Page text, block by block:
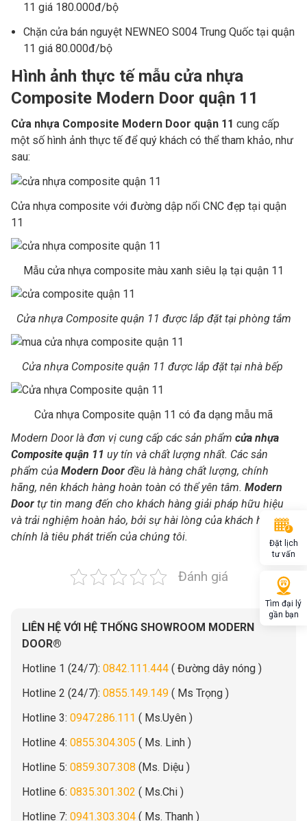
11 giá 180.000đ/bộ
Chặn cửa bán nguyệt NEWNEO S004 Trung Quốc tại quận
11 giá 80.000đ/bộ
Hình ảnh thực tế mẫu cửa nhựa
Composite Modern Door quận 11
Cửa nhựa Composite Modern Door quận 11 cung cấp
một số hình ảnh thực tế để quý khách có thể tham khảo, như
sau:
Cửa nhựa composite với đường dập nổi CNC đẹp tại quận
11
Mẫu cửa nhựa composite màu xanh siêu lạ tại quận 11
Cửa nhựa Composite quận 11 được lắp đặt tại phòng tắm
Cửa nhựa Composite quận 11 được lắp đặt tại nhà bếp
Cửa nhựa Composite quận 11 có đa dạng mẫu mã
Modern Door là đơn vị cung cấp các sản phẩm cửa nhựa
Composite quận 11 uy tín và chất lượng nhất. Các sản
phẩm của Modern Door đều là hàng chất lượng, chính
hãng, nên khách hàng hoàn toàn có thể yên tâm. Modern
Door tự tin mang đến cho khách hàng giải pháp hữu hiệu
và trải nghiệm hoàn hảo, bởi sự hài lòng của khách hàng
chính là tiêu phát triển của chúng tôi.
Đánh giá
LIÊN HỆ VỚI HỆ THỐNG SHOWROOM MODERN
DOOR®
Hotline 1 (24/7): 0842.111.444 ( Đường dây nóng )
Hotline 2 (24/7): 0855.149.149 ( Ms Trọng )
Hotline 3: 0947.286.111 ( Ms.Uyên )
Hotline 4: 0855.304.305 ( Ms. Linh )
Hotline 5: 0859.307.308 (Ms. Diệu )
Hotline 6: 0835.301.302 ( Ms.Chi )
Hotline 7: 0941.303.304 ( Ms. Thanh )
Đặt lịch
tư vấn
Tìm đại lý
gần bạn